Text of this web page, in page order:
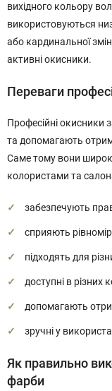
вихідного кольору
використовуються
або кардинальної
активні окисники.
Переваги
Професійні окисники
та допомагають
Саме тому вони
колористами та
забезпечують
сприяють
підходять для
доступні в різних
допомагають
зручні у
Як правильно
фарби